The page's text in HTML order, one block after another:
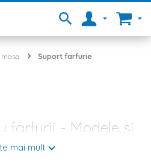
Suport farfurie
farfurii - Modele si
mai mult